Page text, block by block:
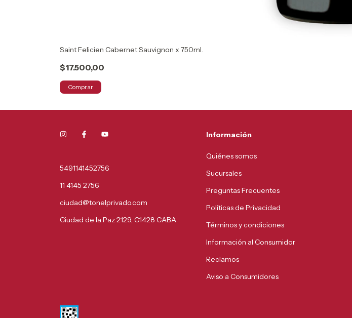
Saint Felicien Cabernet Sauvignon x 750ml.
$17.500,00
Comprar
5491141452756
11 4145 2756
ciudad@tonelprivado.com
Ciudad de la Paz 2129, C1428 CABA
Información
Quiénes somos
Sucursales
Preguntas Frecuentes
Políticas de Privacidad
Términos y condiciones
Información al Consumidor
Reclamos
Aviso a Consumidores